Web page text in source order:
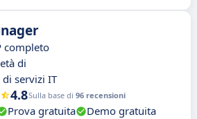
completo
di
di servizi IT
4.8Sulla base di 96 recensioni
Prova gratuita
Demo gratuita